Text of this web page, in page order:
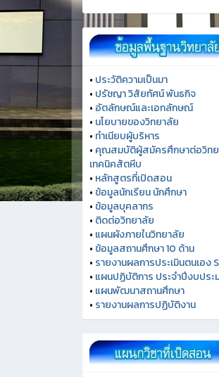
• ประวัติความเป็นมา
• ปรัชญา วิสัยทัศน์ พันธกิจ
• อัตลักษณ์และเอกลักษณ์
• นโยบายของวิทยาลัย
• ทำเนียบผู้บริหาร
• คุณสมบัติผู้สมัครศึกษาต่อวิท
เทคนิคสัตหีบ
• หลักสูตรที่เปิดสอน
• ข้อมูลนักเรียน นักศึกษา
• ข้อมูลบุคลากร
• ติดต่อวิทยาลัย
• แผนผังภายในวิทยาลัย
• ข้อมูลสถานศึกษา 10 ด้าน
• รายงานผลการประเมินตนเอง
• แผนปฏิบัติการ ประจำปีงบปร
• แผนพัฒนาสถานศึกษา
• รายงานผลการปฏิบัติงาน